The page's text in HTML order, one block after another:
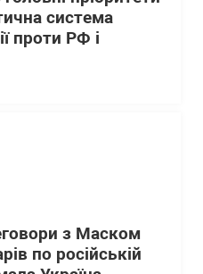
система
проти РФ і
з Маском
по російській